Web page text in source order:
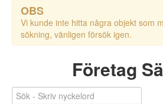
OBS
Vi kunde inte hitta några objekt som
sökning, vänligen försök igen.
Företag